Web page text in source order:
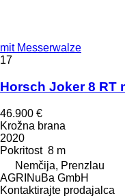
mit Messerwalze
17
Horsch Joker 8 RT
46.900 €
Krožna brana
2020
Pokritost 8 m
Nemčija, Prenzlau
AGRINuBa GmbH
Kontaktirajte prodajalca